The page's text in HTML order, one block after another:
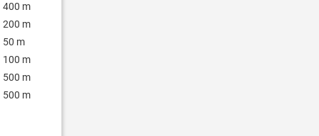
400 m
200 m
50 m
100 m
500 m
500 m